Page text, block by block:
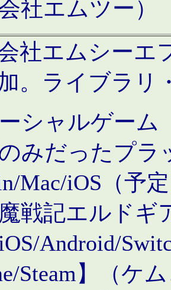
社エムツー）
社エムシーエ
。ライブラリ
シャルゲーム
みだったプラ
Mac/iOS（予
戦記エルドギ
iOS/Android/
Steam】（ケ